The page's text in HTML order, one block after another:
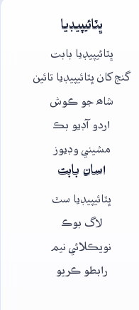
ڀٽائيپيڊيا
ڀٽائيپيڊيا بابت
گنج کان ڀٽائيپيڊيا تائين
شاھ جو ڪوش
اردو آڊيو بڪ
مشيني وڊيوز
اسان بابت
ڀٽائيپيڊيا سٿ
لاگ بوڪ
نويڪلائي نيم
رابطو ڪريو